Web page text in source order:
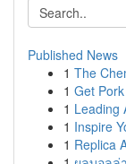
Published News
1 The
1 Get
1 Leading
1 Inspire
1 Replica